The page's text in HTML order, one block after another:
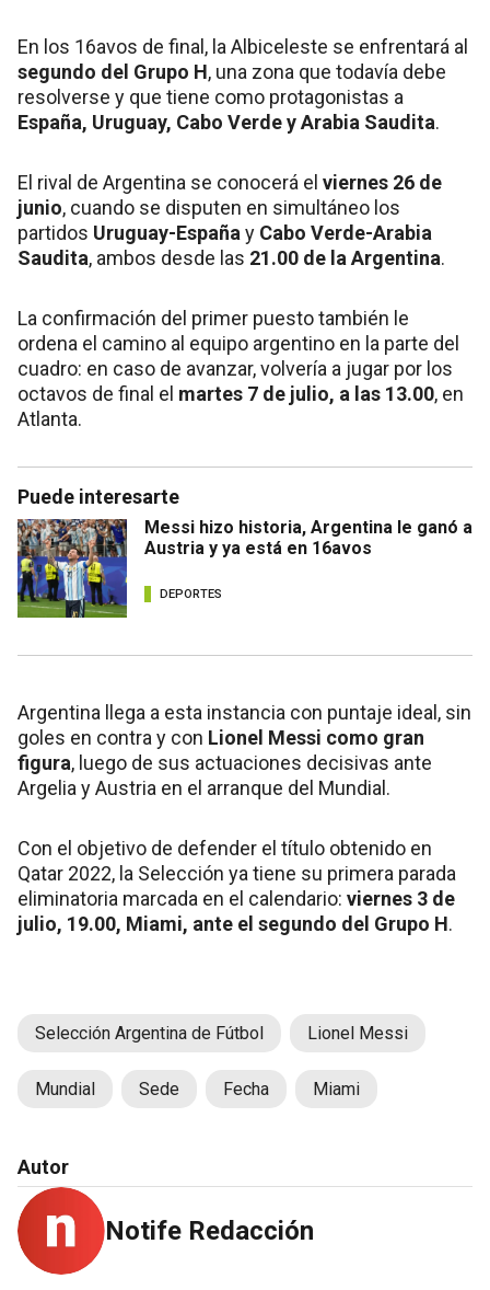
En los 16avos de final, la Albiceleste se enfrentará al
segundo del Grupo H, una zona que todavía debe
resolverse y que tiene como protagonistas a
España, Uruguay, Cabo Verde y Arabia Saudita.
El rival de Argentina se conocerá el viernes 26 de
junio, cuando se disputen en simultáneo los
partidos Uruguay-Españay Cabo Verde-Arabia
Saudita, ambos desde las 21.00 de la Argentina.
La confirmación del primer puesto también le
ordena el camino al equipo argentino en la parte del
cuadro: en caso de avanzar, volvería a jugar por los
octavos de final el martes 7 de julio, a las 13.00, en
Atlanta.
Puede interesarte
Messi hizo historia, Argentina le ganó a
Austria y ya está en 16avos
DEPORTES
Argentina llega a esta instancia con puntaje ideal, sin
goles en contra y con Lionel Messi como gran
figura, luego de sus actuaciones decisivas ante
Argelia y Austria en el arranque del Mundial.
Con el objetivo de defender el título obtenido en
Qatar 2022, la Selección ya tiene su primera parada
eliminatoria marcada en el calendario: viernes 3 de
julio, 19.00, Miami, ante el segundo del Grupo H.
Selección Argentina de Fútbol Lionel Messi
Mundial Sede Fecha Miami
Autor
Notife Redacción